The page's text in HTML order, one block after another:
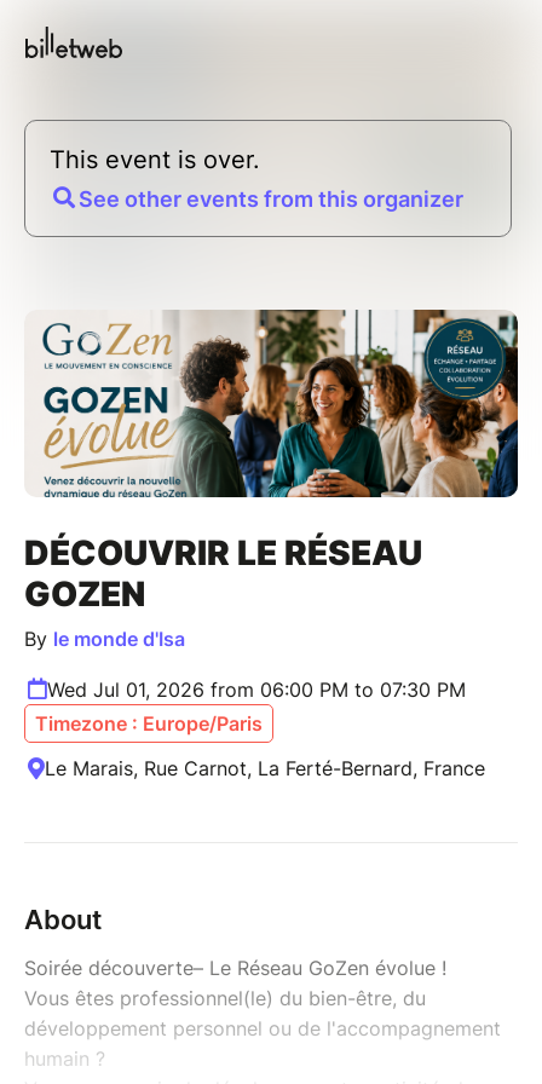
This event is over.
See other events from this organizer
DÉCOUVRIR LE RÉSEAU
GOZEN
By le monde d'Isa
Wed Jul 01, 2026 from 06:00 PM to 07:30 PM
Timezone : Europe/Paris
Le Marais, Rue Carnot, La Ferté-Bernard, France
About
Soirée découverte– Le Réseau GoZen évolue !
Vous êtes professionnel(le) du bien-être, du
développement personnel ou de l'accompagnement
humain ?